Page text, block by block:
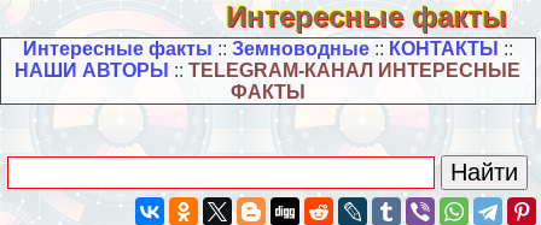
Интересные факты
Интересные факты :: Земноводные:: КОНТАКТЫ ::
НАШИ АВТОРЫ ::TELEGRAM-КАНАЛ ИНТЕРЕСНЫЕ
ФАКТЫ